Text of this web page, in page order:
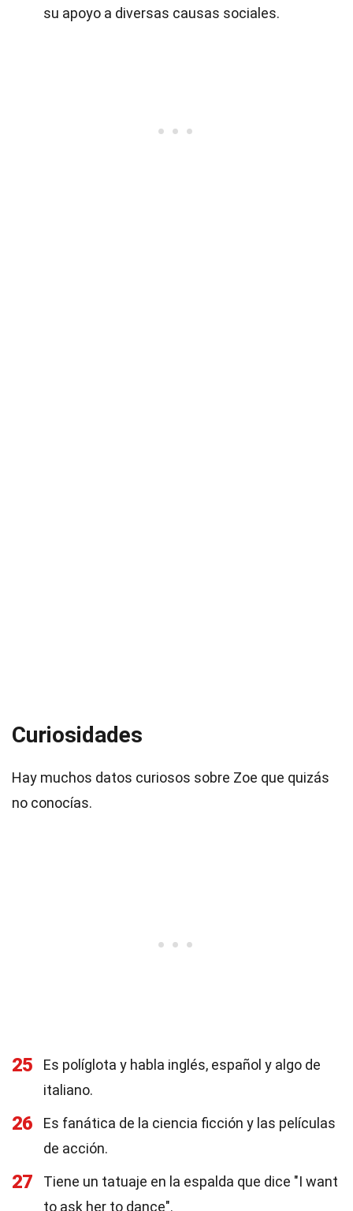
su apoyo a diversas causas sociales.
Curiosidades
Hay muchos datos curiosos sobre Zoe que quizás
no conocías.
25
Es políglota y habla inglés, español y algo de
italiano.
26
Es fanática de la ciencia ficción y las películas
de acción.
27
Tiene un tatuaje en la espalda que dice "I want
to ask her to dance".